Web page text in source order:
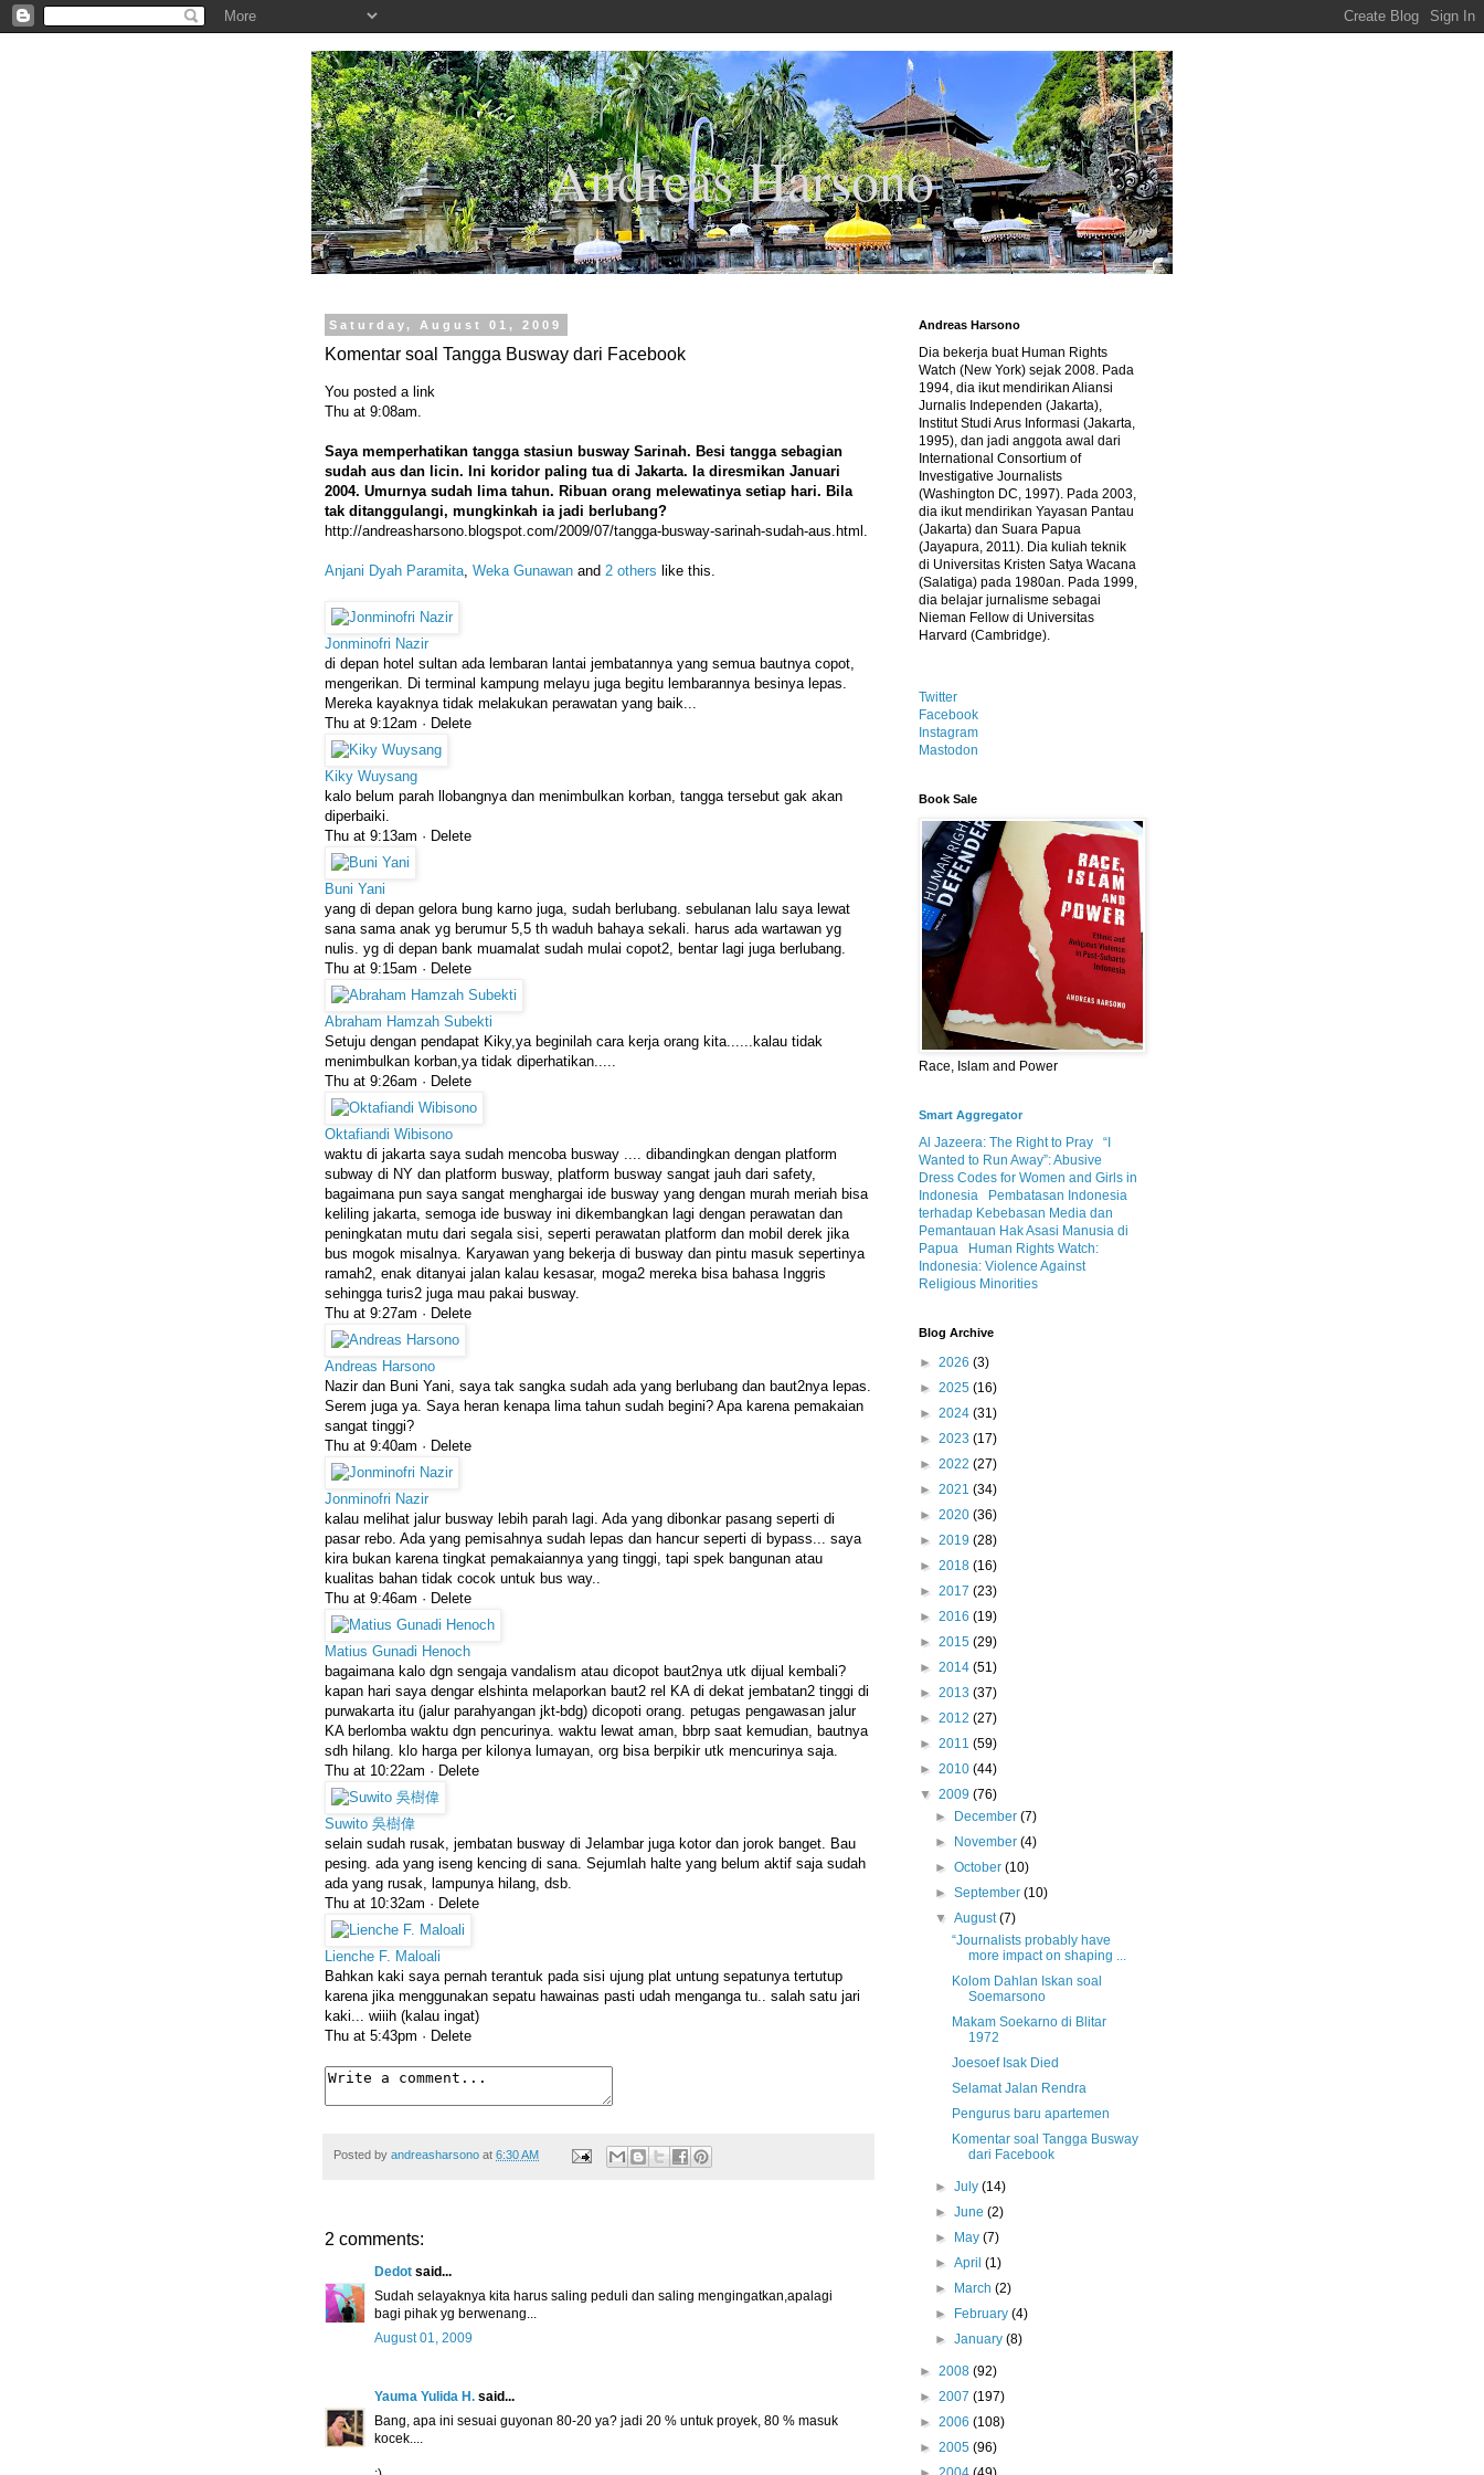
.
Andreas Harsono
Saturday, August 01, 2009
Komentar soal Tangga Busway dari Facebook
You posted a link
Thu at 9:08am.
Saya memperhatikan tangga stasiun busway Sarinah. Besi tangga sebagian
sudah aus dan licin. Ini koridor paling tua di Jakarta. Ia diresmikan Januari
2004. Umurnya sudah lima tahun. Ribuan orang melewatinya setiap hari. Bila
tak ditanggulangi, mungkinkah ia jadi berlubang?
http://andreasharsono.blogspot.com/2009/07/tangga-busway-sarinah-sudah-aus.html.
Anjani Dyah Paramita, Weka Gunawan and 2 others like this.
Jonminofri Nazir
di depan hotel sultan ada lembaran lantai jembatannya yang semua bautnya copot,
mengerikan. Di terminal kampung melayu juga begitu lembarannya besinya lepas.
Mereka kayaknya tidak melakukan perawatan yang baik...
Thu at 9:12am · Delete
Kiky Wuysang
kalo belum parah llobangnya dan menimbulkan korban, tangga tersebut gak akan
diperbaiki.
Thu at 9:13am · Delete
Buni Yani
yang di depan gelora bung karno juga, sudah berlubang. sebulanan lalu saya lewat
sana sama anak yg berumur 5,5 th waduh bahaya sekali. harus ada wartawan yg
nulis. yg di depan bank muamalat sudah mulai copot2, bentar lagi juga berlubang.
Thu at 9:15am · Delete
Abraham Hamzah Subekti
Setuju dengan pendapat Kiky,ya beginilah cara kerja orang kita......kalau tidak
menimbulkan korban,ya tidak diperhatikan.....
Thu at 9:26am · Delete
Oktafiandi Wibisono
waktu di jakarta saya sudah mencoba busway .... dibandingkan dengan platform
subway di NY dan platform busway, platform busway sangat jauh dari safety,
bagaimana pun saya sangat menghargai ide busway yang dengan murah meriah bisa
keliling jakarta, semoga ide busway ini dikembangkan lagi dengan perawatan dan
peningkatan mutu dari segala sisi, seperti perawatan platform dan mobil derek jika
bus mogok misalnya. Karyawan yang bekerja di busway dan pintu masuk sepertinya
ramah2, enak ditanyai jalan kalau kesasar, moga2 mereka bisa bahasa Inggris
sehingga turis2 juga mau pakai busway.
Thu at 9:27am · Delete
Andreas Harsono
Nazir dan Buni Yani, saya tak sangka sudah ada yang berlubang dan baut2nya lepas.
Serem juga ya. Saya heran kenapa lima tahun sudah begini? Apa karena pemakaian
sangat tinggi?
Thu at 9:40am · Delete
Jonminofri Nazir
kalau melihat jalur busway lebih parah lagi. Ada yang dibonkar pasang seperti di
pasar rebo. Ada yang pemisahnya sudah lepas dan hancur seperti di bypass... saya
kira bukan karena tingkat pemakaiannya yang tinggi, tapi spek bangunan atau
kualitas bahan tidak cocok untuk bus way..
Thu at 9:46am · Delete
Matius Gunadi Henoch
bagaimana kalo dgn sengaja vandalism atau dicopot baut2nya utk dijual kembali?
kapan hari saya dengar elshinta melaporkan baut2 rel KA di dekat jembatan2 tinggi di
purwakarta itu (jalur parahyangan jkt-bdg) dicopoti orang. petugas pengawasan jalur
KA berlomba waktu dgn pencurinya. waktu lewat aman, bbrp saat kemudian, bautnya
sdh hilang. klo harga per kilonya lumayan, org bisa berpikir utk mencurinya saja.
Thu at 10:22am · Delete
Suwito 吳樹偉
selain sudah rusak, jembatan busway di Jelambar juga kotor dan jorok banget. Bau
pesing. ada yang iseng kencing di sana. Sejumlah halte yang belum aktif saja sudah
ada yang rusak, lampunya hilang, dsb.
Thu at 10:32am · Delete
Lienche F. Maloali
Bahkan kaki saya pernah terantuk pada sisi ujung plat untung sepatunya tertutup
karena jika menggunakan sepatu hawainas pasti udah menganga tu.. salah satu jari
kaki... wiiih (kalau ingat)
Thu at 5:43pm · Delete
Posted by andreasharsono at 6:30 AM
2 comments:
Dedot said...
Sudah selayaknya kita harus saling peduli dan saling mengingatkan,apalagi
bagi pihak yg berwenang...
August 01, 2009
Yauma Yulida H. said...
Bang, apa ini sesuai guyonan 80-20 ya? jadi 20 % untuk proyek, 80 % masuk
kocek....
Andreas Harsono
Dia bekerja buat Human Rights
Watch (New York) sejak 2008. Pada
1994, dia ikut mendirikan Aliansi
Jurnalis Independen (Jakarta),
Institut Studi Arus Informasi (Jakarta,
1995), dan jadi anggota awal dari
International Consortium of
Investigative Journalists
(Washington DC, 1997). Pada 2003,
dia ikut mendirikan Yayasan Pantau
(Jakarta) dan Suara Papua
(Jayapura, 2011). Dia kuliah teknik
di Universitas Kristen Satya Wacana
(Salatiga) pada 1980an. Pada 1999,
dia belajar jurnalisme sebagai
Nieman Fellow di Universitas
Harvard (Cambridge).
Twitter
Facebook
Instagram
Mastodon
Book Sale
Race, Islam and Power
Smart Aggregator
Al Jazeera: The Right to Pray
“I
Wanted to Run Away”: Abusive
Dress Codes for Women and Girls in
Indonesia
Pembatasan Indonesia
terhadap Kebebasan Media dan
Pemantauan Hak Asasi Manusia di
Papua
Human Rights Watch:
Indonesia: Violence Against
Religious Minorities
Blog Archive
► 2026 (3)
► 2025 (16)
► 2024 (31)
► 2023 (17)
► 2022 (27)
► 2021 (34)
► 2020 (36)
► 2019 (28)
► 2018 (16)
► 2017 (23)
► 2016 (19)
► 2015 (29)
► 2014 (51)
► 2013 (37)
► 2012 (27)
► 2011 (59)
► 2010 (44)
▼ 2009 (76)
►
December(7)
►
November(4)
►October(10)
►September(10)
▼August(7)
“Journalists probably have
more impact on shaping ...
Kolom Dahlan Iskan soal
Soemarsono
Makam Soekarno di Blitar
1972
Joesoef Isak Died
Selamat Jalan Rendra
Pengurus baru apartemen
Komentar soal Tangga Busway
dari Facebook
►July(14)
►June(2)
►
May(7)
►April(1)
►
March(2)
►
February(4)
►January(8)
► 2008 (92)
► 2007 (197)
► 2006 (108)
► 2005 (96)